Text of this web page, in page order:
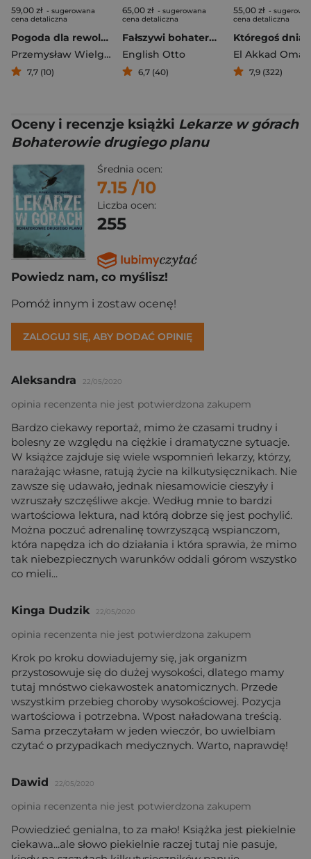
59,00 zł - sugerowana
cena detaliczna
Pogoda dla rewolucjonistów. Jak zmienić świat w czasie katastrofy
Przemysław Wielgosz
7,7 (10)
65,00 zł - sugerowana
cena detaliczna
Fałszywi bohaterowie. Dziesięć kontrowersyjnych postaci, które niesłusznie podziwiamy
English Otto
6,7 (40)
55,00 zł -
cena detaliczna
El Akkad Omar
7,9 (322)
Oceny i recenzje książki Lekarze w górach
Bohaterowie drugiego planu
Średnia ocen:
7.15 /10
Liczba ocen:
255
Powiedz nam, co myślisz!
Pomóż innym i zostaw ocenę!
ZALOGUJ SIĘ, ABY DODAĆ OPINIĘ
Aleksandra 22/05/2020
opinia recenzenta nie jest potwierdzona zakupem
Bardzo ciekawy reportaż, mimo że czasami trudny i
bolesny ze względu na ciężkie i dramatyczne sytuacje.
W książce zajduje się wiele wspomnień lekarzy, którzy,
narażając własne, ratują życie na kilkutysięcznikach. Nie
zawsze się udawało, jednak niesamowicie cieszyły i
wzruszały szczęśliwe akcje. Według mnie to bardzi
wartościowa lektura, nad którą dobrze się jest pochylić.
Można poczuć adrenalinę towrzyszącą wspianczom,
która napędza ich do działania i która sprawia, że mimo
tak niebezpiecznych warunków oddali górom wszystko
co mieli...
Kinga Dudzik 22/05/2020
opinia recenzenta nie jest potwierdzona zakupem
Krok po kroku dowiadujemy się, jak organizm
przystosowuje się do dużej wysokości, dlatego mamy
tutaj mnóstwo ciekawostek anatomicznych. Przede
wszystkim przebieg choroby wysokościowej. Pozycja
wartościowa i potrzebna. Wpost naładowana treścią.
Sama przeczytałam w jeden wieczór, bo uwielbiam
czytać o przypadkach medycznych. Warto, naprawdę!
Dawid 22/05/2020
opinia recenzenta nie jest potwierdzona zakupem
Powiedzieć genialna, to za mało! Książka jest piekielnie
ciekawa...ale słowo piekielnie raczej tutaj nie pasuje,